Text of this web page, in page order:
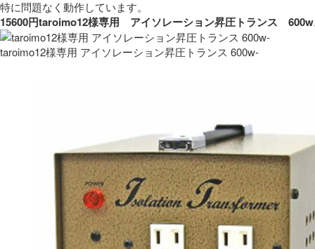
15600円taroimo12様専用　アイソレーション昇圧トランス　
taroimo12様専用 アイソレーション昇圧トランス 600w-